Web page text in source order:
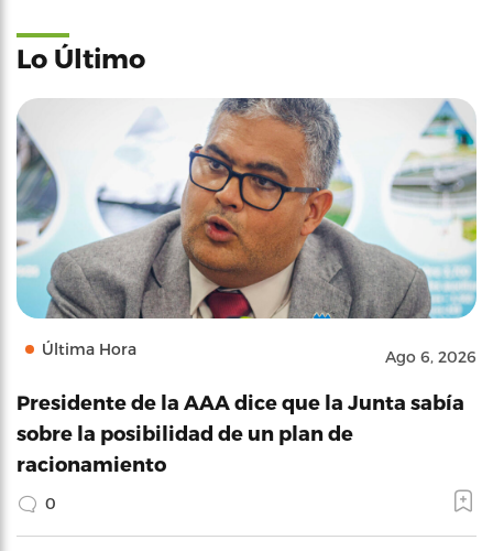
Lo Último
Última Hora Ago 6, 2026
Presidente de la AAA dice que la Junta sabía
sobre la posibilidad de un plan de
racionamiento
0